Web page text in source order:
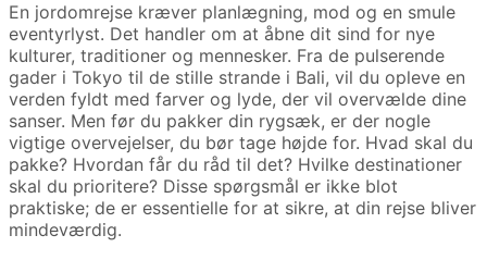
En jordomrejse kræver planlægning, mod og en smule
eventyrlyst. Det handler om at åbne dit sind for nye
kulturer, traditioner og mennesker. Fra de pulserende
gader i Tokyo til de stille strande i Bali, vil du opleve en
verden fyldt med farver og lyde, der vil overvælde dine
sanser. Men før du pakker din rygsæk, er der nogle
vigtige overvejelser, du bør tage højde for. Hvad skal du
pakke? Hvordan får du råd til det? Hvilke destinationer
skal du prioritere? Disse spørgsmål er ikke blot
praktiske; de er essentielle for at sikre, at din rejse bliver
mindeværdig.